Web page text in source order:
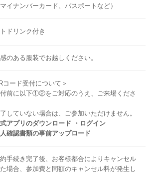
イナンバーカード、パスポートなど）
ドリンク付き
のある服装でお越しください。
コード受付について＞
付前に以下①②をご対応のうえ、ご来場くださ
していない場合は、ご参加いただけません。
アプリのダウンロード ・ログイン
確認書類の事前アップロード
約手続き完了後、お客様都合によりキャンセル
場合、参加費と同額のキャンセル料が発生し